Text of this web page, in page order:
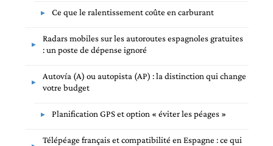
Ce que le ralentissement coûte en carburant
Radars mobiles sur les autoroutes espagnoles gratuites
: un poste de dépense ignoré
Autovía (A) ou autopista (AP) : la distinction qui change
votre budget
Planification GPS et option « éviter les péages »
Télépéage français et compatibilité en Espagne : ce qui